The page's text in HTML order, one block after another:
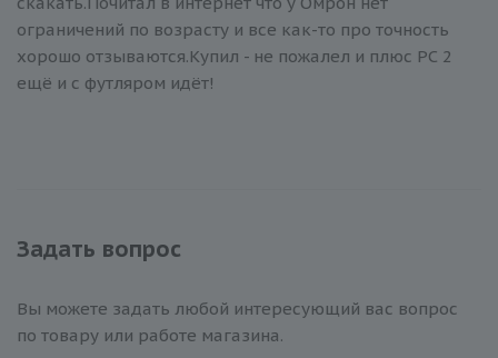
ограничений по возрасту и все как-то про точность
хорошо отзываются.Купил - не пожалел и плюс РС 2
ещё и с футляром идёт!
Задать вопрос
Вы можете задать любой интересующий вас вопрос
по товару или работе магазина.